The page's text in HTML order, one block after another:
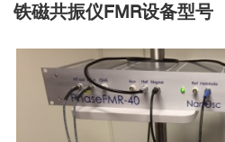
铁磁共振仪FMR设备型号
■ 退火后的薄膜特性
80
Ni 80 Fe20
■逆自旋霍尔效应(
清华大学物理系
CryoFMR
清华大学材料学院